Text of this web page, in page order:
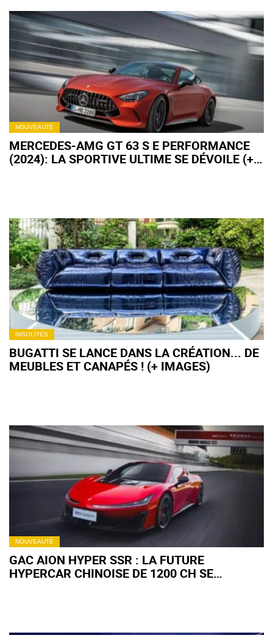
NOUVEAUTÉ
MERCEDES-AMG GT 63 S E PERFORMANCE
(2024): LA SPORTIVE ULTIME SE DÉVOILE (+
INSOLITES
BUGATTI SE LANCE DANS LA CRÉATION... DE
MEUBLES ET CANAPÉS ! (+ IMAGES)
NOUVEAUTÉ
GAC AION HYPER SSR : LA FUTURE
HYPERCAR CHINOISE DE 1200 CH SE